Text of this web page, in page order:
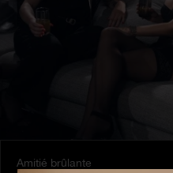
Amitié brûlante